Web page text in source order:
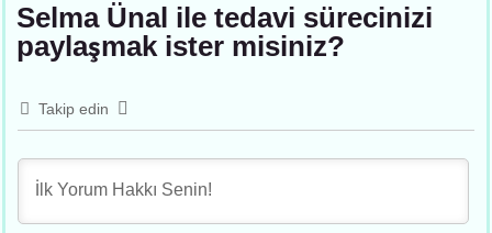
Selma Ünal ile tedavi sürecinizi
paylaşmak ister misiniz?
Takip edin